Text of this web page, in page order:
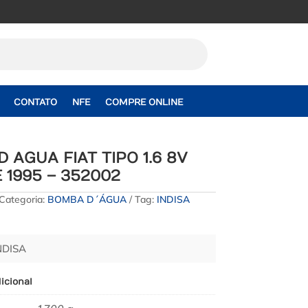
CONTATO NFE COMPRE ONLINE
AGUA FIAT TIPO 1.6 8V
1995 – 352002
BOMBA D´ÁGUA Tag: INDISA